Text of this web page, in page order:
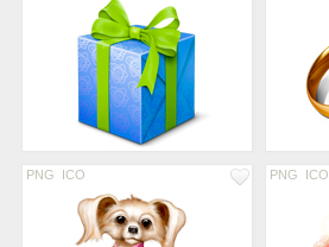
PNG ICO PNG ICO